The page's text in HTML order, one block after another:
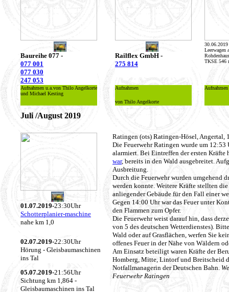
Leerwagen
TKSE 546
Baureihe 077 -
077 001
077 030
247 053
Railflex GmbH -
275 814
Aufnahmen u.a.von Thilo Angelkorte
und Michael Kesting
Aufnahmen
von Thilo Angelkorte
Juli /August 2019
Ratingen (ots) Ratingen-Hösel, Angertal,
Die Feuerwehr Ratingen wurde um
alarmiert. Bei Eintreffen der ersten Kräfte
war, bereits in den Wald ausgebreitet.
Ausbreitung.
Durch die Feuerwehr wurden umgehend
werden konnte. Weitere Kräfte stellten
anliegender Gebäude für den Fall einer
Gegen 14:00 Uhr war das Feuer unter
den Flammen zum Opfer.
Die Feuerwehr weist darauf hin, dass
von 5 des deutschen Wetterdienstes).
Wald oder auf Grasflächen, werfen Sie
offenes Feuer in der Nähe von Wäldern
Am Einsatz beteiligt waren Kräfte der
Homberg, Mitte, Lintorf und Breitscheid
Notfallmanagerin der Deutschen Bahn.
Feuerwehr Ratingen
01.07.2019-23:30Uhr
Schotterplanier-maschine
nahe km 1,0
02.07.2019-22:30Uhr
Hörung - Gleisbaumaschinen
ins Tal
05.07.2019-21:56Uhr
Sichtung km 1,864 -
Gleisbaumaschinen ins Tal